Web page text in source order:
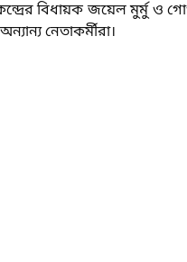
বিধায়ক জয়েল মুর্মু ও
নেতাকর্মীরা।